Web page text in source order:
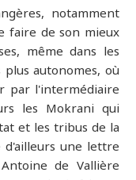
notamment
faire de son mieux
même dans les
autonomes, où
par l'intermédiaire
les Mokrani qui
et les tribus de la
une lettre
de Vallière